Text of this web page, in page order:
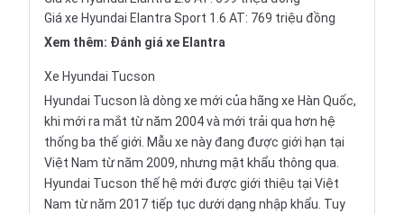
Giá xe Hyundai Elantra Sport 1.6 AT: 769 triệu đồng
Xem thêm: Đánh giá xe Elantra
Xe Hyundai Tucson
Hyundai Tucson là dòng xe mới của hãng xe Hàn Quốc,
khi mới ra mắt từ năm 2004 và mới trải qua hơn hệ
thống ba thế giới. Mẫu xe này đang được giới hạn tại
Việt Nam từ năm 2009, nhưng mật khẩu thông qua.
Hyundai Tucson thế hệ mới được giới thiệu tại Việt
Nam từ năm 2017 tiếp tục dưới dạng nhập khẩu. Tuy